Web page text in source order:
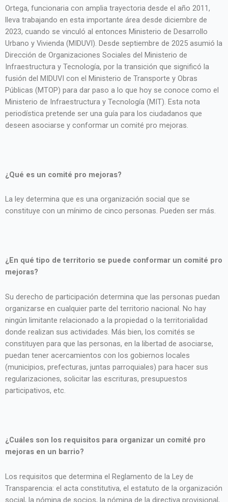
Ortega, funcionaria con amplia trayectoria desde el año 2011,
lleva trabajando en esta importante área desde diciembre de
2023, cuando se vinculó al entonces Ministerio de Desarrollo
Urbano y Vivienda (MIDUVI). Desde septiembre de 2025 asumió la
Dirección de Organizaciones Sociales del Ministerio de
Infraestructura y Tecnología, por la transición que significó la
fusión del MIDUVI con el Ministerio de Transporte y Obras
Públicas (MTOP) para dar paso a lo que hoy se conoce como el
Ministerio de Infraestructura y Tecnología (MIT). Esta nota
periodística pretende ser una guía para los ciudadanos que
deseen asociarse y conformar un comité pro mejoras.
¿Qué es un comité pro mejoras?
La ley determina que es una organización social que se
constituye con un mínimo de cinco personas. Pueden ser más.
¿En qué tipo de territorio se puede conformar un comité pro
mejoras?
Su derecho de participación determina que las personas puedan
organizarse en cualquier parte del territorio nacional. No hay
ningún limitante relacionado a la propiedad o la territorialidad
donde realizan sus actividades. Más bien, los comités se
constituyen para que las personas, en la libertad de asociarse,
puedan tener acercamientos con los gobiernos locales
(municipios, prefecturas, juntas parroquiales) para hacer sus
regularizaciones, solicitar las escrituras, presupuestos
participativos, etc.
¿Cuáles son los requisitos para organizar un comité pro
mejoras en un barrio?
Los requisitos que determina el Reglamento de la Ley de
Transparencia: el acta constitutiva, el estatuto de la organización
social, la nómina de socios, la nómina de la directiva provisional,